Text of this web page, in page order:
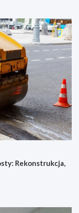
Rekonstrukcja,